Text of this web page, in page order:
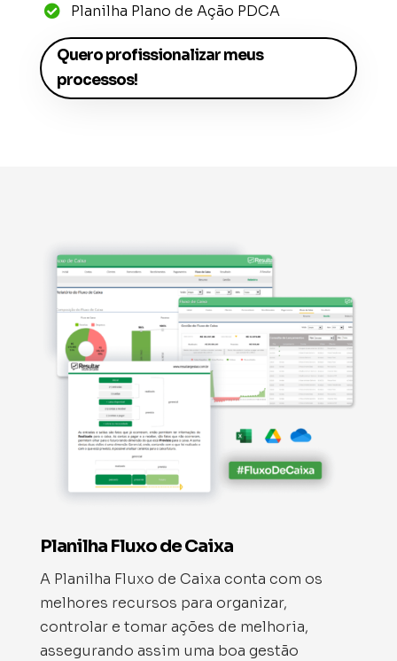
 Planilha Plano de Ação PDCA
Quero profissionalizar meus
processos!
Planilha Fluxo de Caixa
A Planilha Fluxo de Caixa conta com os
melhores recursos para organizar,
controlar e tomar ações de melhoria,
assegurando assim uma boa gestão